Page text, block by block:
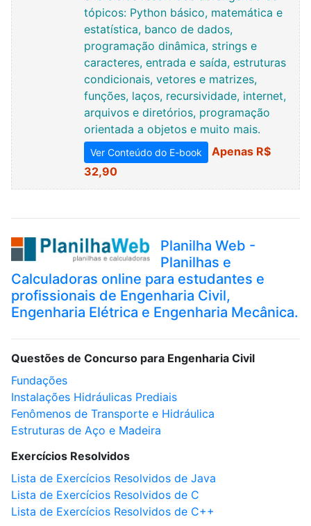
tópicos: Python básico, matemática e
estatística, banco de dados,
programação dinâmica, strings e
caracteres, entrada e saída, estruturas
condicionais, vetores e matrizes,
funções, laços, recursividade, internet,
arquivos e diretórios, programação
orientada a objetos e muito mais.
Ver Conteúdo do E-book
Apenas R$
32,90
Planilha Web -
Planilhas e
Calculadoras online para estudantes e
profissionais de Engenharia Civil,
Engenharia Elétrica e Engenharia Mecânica.
Questões de Concurso para Engenharia Civil
Fundações
Instalações Hidráulicas Prediais
Fenômenos de Transporte e Hidráulica
Estruturas de Aço e Madeira
Exercícios Resolvidos
Lista de Exercícios Resolvidos de Java
Lista de Exercícios Resolvidos de C
Lista de Exercícios Resolvidos de C++